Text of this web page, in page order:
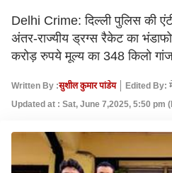
Delhi Crime: दिल्ली पुलिस की
अंतर-राज्यीय ड्रग्स रैकेट का
करोड़ रुपये मूल्य का 348 किलो
Written By :सुशील कुमार पांडेय
Edited By:
Updated at : Sat, June 7,2025, 5:50 pm